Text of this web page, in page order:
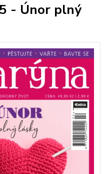
- Únor plný